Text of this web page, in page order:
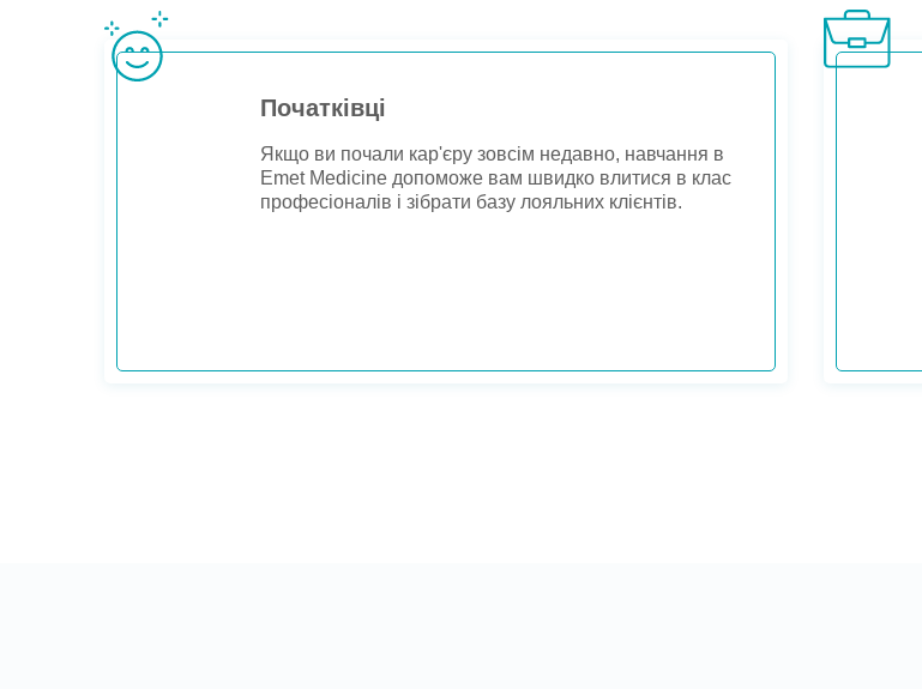
Початківці
Якщо ви почали кар'єру зовсім недавно, навчання в
Emet Medicine допоможе вам швидко влитися в клас
професіоналів і зібрати базу лояльних клієнтів.